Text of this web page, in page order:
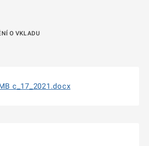
O VKLADU
c_17_2021.docx